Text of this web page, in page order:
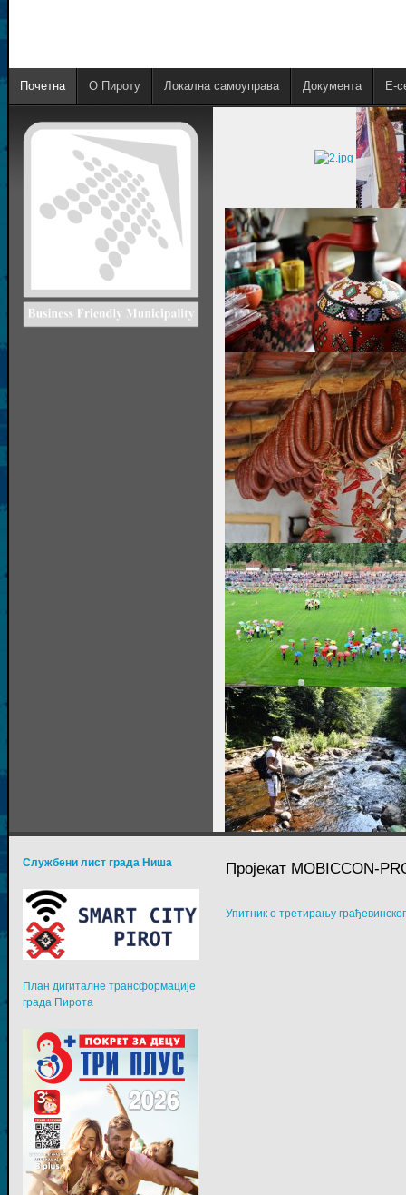
Почетна О Пироту Локална самоуправа Документа E-
Пројекат MOBICCON-
Упитник о третирању
Службени лист града Ниша
План дигиталне трансформације
града Пирота